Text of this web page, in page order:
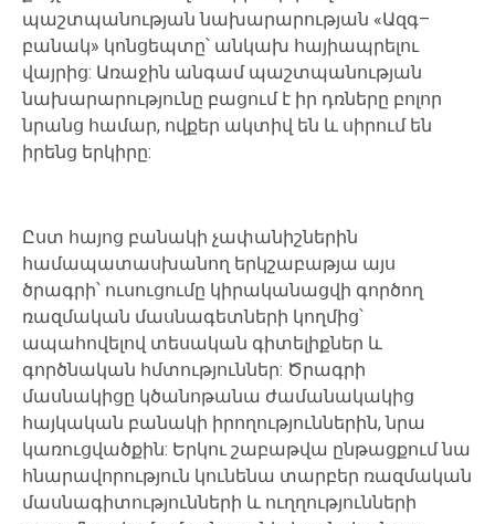
պաշտպանության նախարարության «Ազգ–
բանակ» կոնցեպտը՝ անկախ հայիապրելու
վայրից: Առաջին անգամ պաշտպանության
նախարարությունը բացում է իր դռները բոլոր
նրանց համար, ովքեր ակտիվ են և սիրում են
իրենց երկիրը:
Ըստ հայոց բանակի չափանիշներին
համապատասխանող երկշաբաթյա այս
ծրագրի՝ ուսուցումը կիրականացվի գործող
ռազմական մասնագետների կողմից՝
ապահովելով տեսական գիտելիքներ և
գործնական հմտություններ: Ծրագրի
մասնակիցը կծանոթանա ժամանակակից
հայկական բանակի իրողություններին,նրա
կառուցվածքին: Երկու շաբաթվա ընթացքում նա
հնարավորություն կունենա տարբեր ռազմական
մասնագիտությունների և ուղղությունների